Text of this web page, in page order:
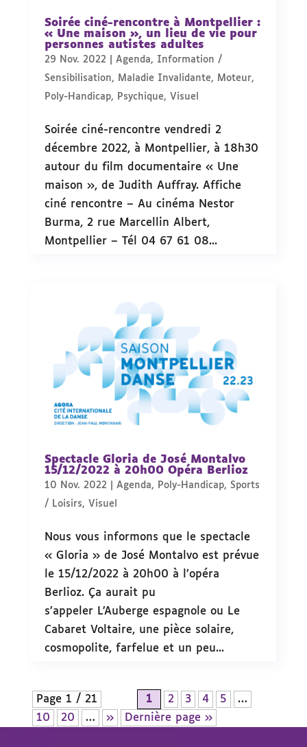
Soirée ciné-rencontre à Montpellier :
« Une maison », un lieu de vie pour
personnes autistes adultes
29 Nov. 2022| Agenda, Information /
Sensibilisation, Maladie Invalidante, Moteur,
Poly-Handicap, Psychique, Visuel
Soirée ciné-rencontre vendredi 2
décembre 2022, à Montpellier, à 18h30
autour du film documentaire « Une
maison », de Judith Auffray. Affiche
ciné rencontre – Au cinéma Nestor
Burma, 2 rue Marcellin Albert,
Montpellier – Tél 04 67 61 08...
Spectacle Gloria de José Montalvo
15/12/2022 à 20h00 Opéra Berlioz
10 Nov. 2022| Agenda, Poly-Handicap, Sports
/ Loisirs, Visuel
Nous vous informons que le spectacle
« Gloria » de José Montalvo est prévue
le 15/12/2022 à 20h00 à l’opéra
Berlioz. Ça aurait pu
s’appeler L’Auberge espagnole ou Le
Cabaret Voltaire, une pièce solaire,
cosmopolite, farfelue et un peu...
Page 1 / 21 1 2 3 4 5
…
10
20 … » Dernière page »